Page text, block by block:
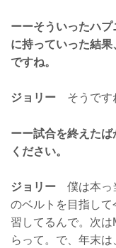
ーーそういったハ
に持っていった結
ですね。
ジョリー そうです
ーー試合を終えた
ください。
ジョリー 僕は本っ
のベルトを目指し
習してるんで。次
らって。で、年末